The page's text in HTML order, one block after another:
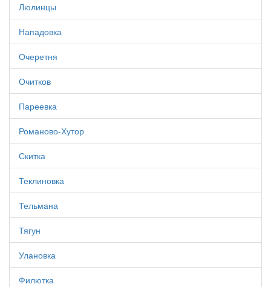
Люлинцы
Нападовка
Очеретня
Очитков
Пареевка
Романово-Хутор
Скитка
Теклиновка
Тельмана
Тягун
Улановка
Филютка